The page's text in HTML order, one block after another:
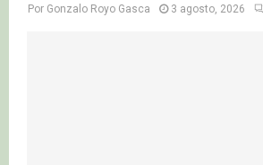
Por Gonzalo Royo Gasca 3 agosto, 2026